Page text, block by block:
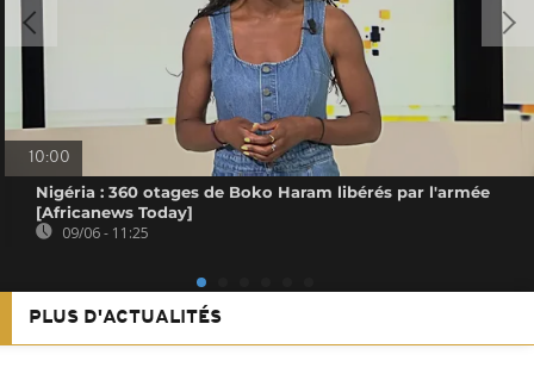
10:00
Nigéria : 360 otages de Boko Haram libérés par l'armée
[Africanews Today]
09/06 - 11:25
PLUS D'ACTUALITÉS